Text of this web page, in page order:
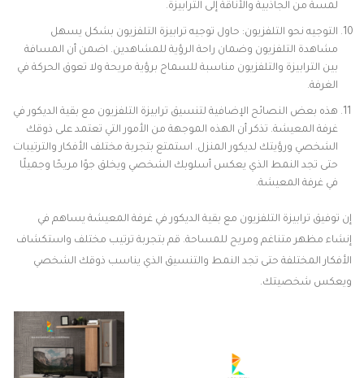
لمسة من الجاذبية والأناقة إلى الترابيزة.
التوجيه نحو التلفزيون: حاول توجيه ترابيزة التلفزيون بشكل يسهل
مشاهدة التلفزيون وضمان راحة الرؤية للمشاهدين. اضمن أن المسافة
بين الترابيزة والتلفزيون مناسبة للسماح برؤية مريحة ولا تعوق الحركة في
الغرفة.
هذه بعض النصائح الإضافية لتنسيق ترابيزة التلفزيون مع بقية الديكور في
غرفة المعيشة. تذكر أن الهذه الموجهة من الأمور التي تعتمد على ذوقك
الشخصي ورؤيتك لديكور المنزل. استمتع بتجربة مختلف الأفكار والترتيبات
حتى تجد النمط الذي يعكس أسلوبك الشخصي ويخلق جوًا مريحًا وجميلًا
في غرفة المعيشة.
إن توفيق ترابيزة التلفزيون مع بقية الديكور في غرفة المعيشة يساهم في
إنشاء مظهر متناغم ومريح للمساحة. قم بتجربة ترتيب مختلف واستكشاف
الأفكار المختلفة حتى تجد النمط والتنسيق الذي يناسب ذوقك الشخصي
ويعكس شخصيتك.